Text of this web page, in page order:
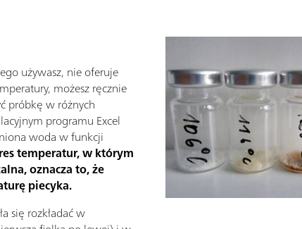
używasz, nie oferuje
możesz ręcznie
próbkę w różnych
programu Excel
woda w funkcji
temperatur, w którym
oznacza to, że
piecyka.
się rozkładać w